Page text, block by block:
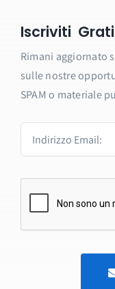
Iscriviti
Rimani aggiornato
sulle nostre
SPAM o materiale